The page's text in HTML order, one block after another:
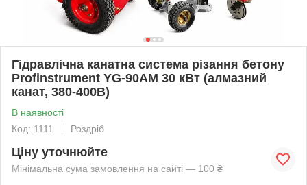
Гідравлічна канатна система різання бетону
Profinstrument YG-90AM 30 кВт (алмазний
канат, 380-400В)
В наявності
Код: 1111
Роздріб
Ціну уточнюйте
Мінімальна сума замовлення на сайті — 100 ₴